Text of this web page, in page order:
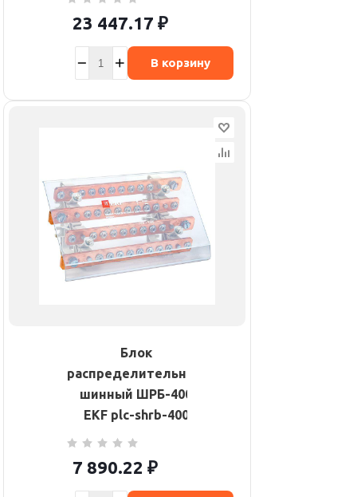
23 447.17 ₽
В корзину
Блок
распределительный
шинный ШРБ-400
EKF plc-shrb-400
7 890.22 ₽